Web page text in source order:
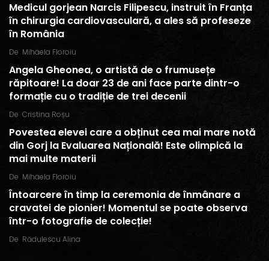
Medicul gorjean Narcis Filipescu, instruit în Franța
în chirurgia cardiovasculară, a ales să profeseze
în România
De Mihaela Floroiu
Angela Gheonea, o artistă de o frumusețe
răpitoare! La doar 23 de ani face parte dintr-o
formație cu o tradiție de trei decenii
De Cristina Roșu
Povestea elevei care a obținut cea mai mare notă
din Gorj la Evaluarea Națională! Este olimpică la
mai multe materii
De Mihaela Floroiu
Întoarcere în timp la ceremonia de înmânare a
cravatei de pionier! Momentul se poate observa
într-o fotografie de colecție!
De Rădulescu Alina